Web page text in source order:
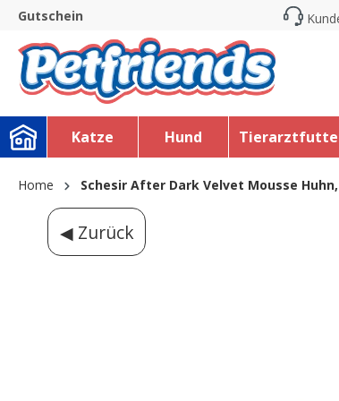
Skip to main navigation
Gutschein
Katze Hund
Home Schesir After Dark Velvet Mousse
◀ Zurück